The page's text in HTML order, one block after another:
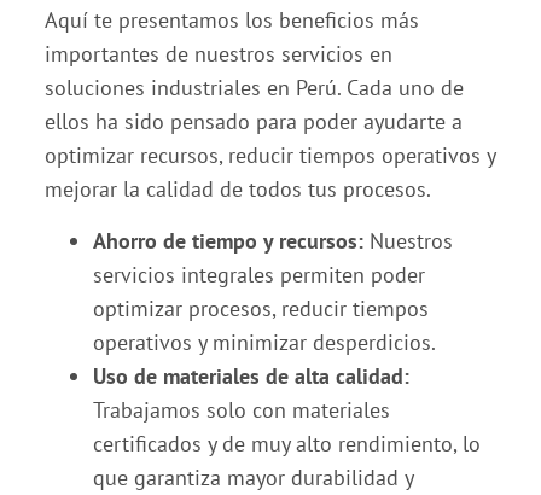
Aquí te presentamos los beneficios más
importantes de nuestros servicios en
soluciones industriales en Perú. Cada uno de
ellos ha sido pensado para poder ayudarte a
optimizar recursos, reducir tiempos operativos y
mejorar la calidad de todos tus procesos.
Ahorro de tiempo y recursos: Nuestros
servicios integrales permiten poder
optimizar procesos, reducir tiempos
operativos y minimizar desperdicios.
Uso de materiales de alta calidad:
Trabajamos solo con materiales
certificados y de muy alto rendimiento, lo
que garantiza mayor durabilidad y